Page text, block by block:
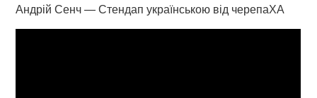
Андрій Сенч — Стендап українською від черепаХА